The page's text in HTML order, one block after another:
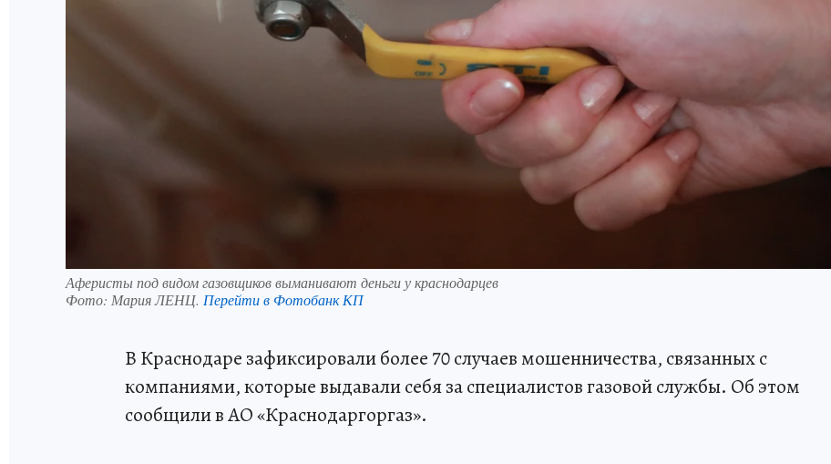
Аферисты под видом газовщиков выманивают деньги у краснодарцев
Фото: Мария ЛЕНЦ. Перейти в Фотобанк КП
В Краснодаре зафиксировали более 70 случаев мошенничества, связанных с
компаниями, которые выдавали себя за специалистов газовой службы. Об этом
сообщили в АО «Краснодаргоргаз».